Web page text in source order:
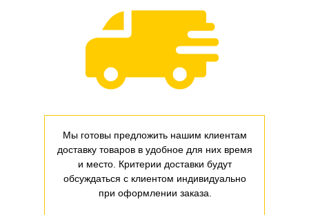
Мы готовы предложить нашим клиентам
доставку товаров в удобное для них время
и место. Критерии доставки будут
обсуждаться с клиентом индивидуально
при оформлении заказа.